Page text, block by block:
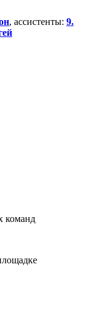
, ассистенты: 9.
команд